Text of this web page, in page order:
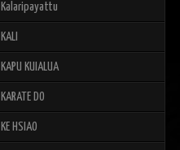
Kalaripayattu
KALI
KAPU KUIALUA
KARATE DO
KE HSIAO